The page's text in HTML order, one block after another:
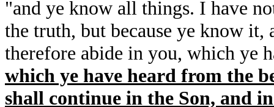
"and ye know all things. I have
the truth, but because ye know
therefore abide in you, which ye
which ye have heard from the
shall continue in the Son, and